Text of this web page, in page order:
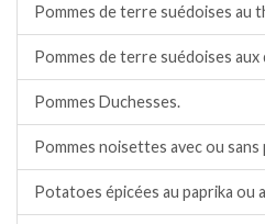
Pommes de terre suédoises au
Pommes de terre suédoises aux
Pommes Duchesses.
Pommes noisettes avec ou sans
Potatoes épicées au paprika ou